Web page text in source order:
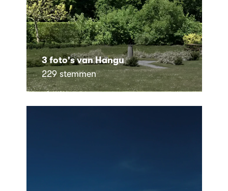
3 foto's van Hangu
229 stemmen